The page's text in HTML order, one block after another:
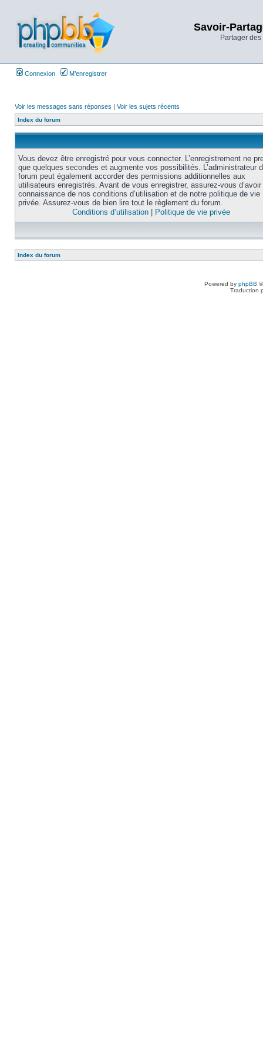
Savoir-
Partager
Connexion M’enregistrer
Voir les messages sans réponses | Voir les sujets récents
Index du forum
Vous devez être enregistré pour vous connecter. L’enregistrement ne
que quelques secondes et augmente vos possibilités. L’administrateur
forum peut également accorder des permissions additionnelles aux
utilisateurs enregistrés. Avant de vous enregistrer, assurez-vous
connaissance de nos conditions d’utilisation et de notre politique de vie
privée. Assurez-vous de bien lire tout le règlement du forum.
Conditions d’utilisation
Politique de vie privée
Index du forum
Powered by phpBB
Traduction